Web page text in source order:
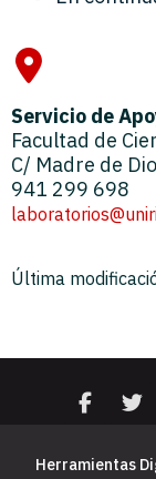
Servicio de
Facultad de
C/ Madre de
941 299 698
Última
Herramientas